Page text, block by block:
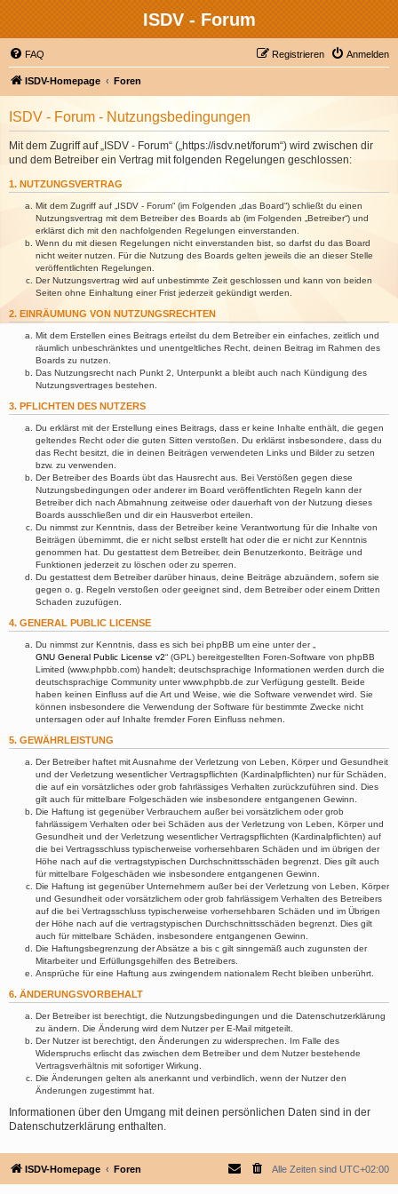
ISDV - Forum
FAQ Anmelden
Registrieren
ISDV-Homepage Foren
ISDV - Forum - Nutzungsbedingungen
Mit dem Zugriff auf „ISDV - Forum“ („https://isdv.net/forum“) wird zwischen dir
und dem Betreiber ein Vertrag mit folgenden Regelungen geschlossen:
1. NUTZUNGSVERTRAG
Mit dem Zugriff auf „ISDV - Forum“ (im Folgenden „das Board“) schließt du einen
Nutzungsvertrag mit dem Betreiber des Boards ab (im Folgenden „Betreiber“) und
erklärst dich mit den nachfolgenden Regelungen einverstanden.
Wenn du mit diesen Regelungen nicht einverstanden bist, so darfst du das Board
nicht weiter nutzen. Für die Nutzung des Boards gelten jeweils die an dieser Stelle
veröffentlichten Regelungen.
Der Nutzungsvertrag wird auf unbestimmte Zeit geschlossen und kann von beiden
Seiten ohne Einhaltung einer Frist jederzeit gekündigt werden.
2. EINRÄUMUNG VON NUTZUNGSRECHTEN
Mit dem Erstellen eines Beitrags erteilst du dem Betreiber ein einfaches, zeitlich und
räumlich unbeschränktes und unentgeltliches Recht, deinen Beitrag im Rahmen des
Boards zu nutzen.
Das Nutzungsrecht nach Punkt 2, Unterpunkt a bleibt auch nach Kündigung des
Nutzungsvertrages bestehen.
3. PFLICHTEN DES NUTZERS
Du erklärst mit der Erstellung eines Beitrags, dass er keine Inhalte enthält, die gegen
geltendes Recht oder die guten Sitten verstoßen. Du erklärst insbesondere, dass du
das Recht besitzt, die in deinen Beiträgen verwendeten Links und Bilder zu setzen
bzw. zu verwenden.
Der Betreiber des Boards übt das Hausrecht aus. Bei Verstößen gegen diese
Nutzungsbedingungen oder anderer im Board veröffentlichten Regeln kann der
Betreiber dich nach Abmahnung zeitweise oder dauerhaft von der Nutzung dieses
Boards ausschließen und dir ein Hausverbot erteilen.
Du nimmst zur Kenntnis, dass der Betreiber keine Verantwortung für die Inhalte von
Beiträgen übernimmt, die er nicht selbst erstellt hat oder die er nicht zur Kenntnis
genommen hat. Du gestattest dem Betreiber, dein Benutzerkonto, Beiträge und
Funktionen jederzeit zu löschen oder zu sperren.
Du gestattest dem Betreiber darüber hinaus, deine Beiträge abzuändern, sofern sie
gegen o. g. Regeln verstoßen oder geeignet sind, dem Betreiber oder einem Dritten
Schaden zuzufügen.
4. GENERAL PUBLIC LICENSE
Du nimmst zur Kenntnis, dass es sich bei phpBB um eine unter der „
GNU General Public License v2“ (GPL) bereitgestellten Foren-Software von phpBB
Limited (www.phpbb.com) handelt; deutschsprachige Informationen werden durch die
deutschsprachige Community unter www.phpbb.de zur Verfügung gestellt. Beide
haben keinen Einfluss auf die Art und Weise, wie die Software verwendet wird. Sie
können insbesondere die Verwendung der Software für bestimmte Zwecke nicht
untersagen oder auf Inhalte fremder Foren Einfluss nehmen.
5. GEWÄHRLEISTUNG
Der Betreiber haftet mit Ausnahme der Verletzung von Leben, Körper und Gesundheit
und der Verletzung wesentlicher Vertragspflichten (Kardinalpflichten) nur für Schäden,
die auf ein vorsätzliches oder grob fahrlässiges Verhalten zurückzuführen sind. Dies
gilt auch für mittelbare Folgeschäden wie insbesondere entgangenen Gewinn.
Die Haftung ist gegenüber Verbrauchern außer bei vorsätzlichem oder grob
fahrlässigem Verhalten oder bei Schäden aus der Verletzung von Leben, Körper und
Gesundheit und der Verletzung wesentlicher Vertragspflichten (Kardinalpflichten) auf
die bei Vertragsschluss typischerweise vorhersehbaren Schäden und im übrigen der
Höhe nach auf die vertragstypischen Durchschnittsschäden begrenzt. Dies gilt auch
für mittelbare Folgeschäden wie insbesondere entgangenen Gewinn.
Die Haftung ist gegenüber Unternehmern außer bei der Verletzung von Leben, Körper
und Gesundheit oder vorsätzlichem oder grob fahrlässigem Verhalten des Betreibers
auf die bei Vertragsschluss typischerweise vorhersehbaren Schäden und im Übrigen
der Höhe nach auf die vertragstypischen Durchschnittsschäden begrenzt. Dies gilt
auch für mittelbare Schäden, insbesondere entgangenen Gewinn.
Die Haftungsbegrenzung der Absätze a bis c gilt sinngemäß auch zugunsten der
Mitarbeiter und Erfüllungsgehilfen des Betreibers.
Ansprüche für eine Haftung aus zwingendem nationalem Recht bleiben unberührt.
6. ÄNDERUNGSVORBEHALT
Der Betreiber ist berechtigt, die Nutzungsbedingungen und die Datenschutzerklärung
zu ändern. Die Änderung wird dem Nutzer per E-Mail mitgeteilt.
Der Nutzer ist berechtigt, den Änderungen zu widersprechen. Im Falle des
Widerspruchs erlischt das zwischen dem Betreiber und dem Nutzer bestehende
Vertragsverhältnis mit sofortiger Wirkung.
Die Änderungen gelten als anerkannt und verbindlich, wenn der Nutzer den
Änderungen zugestimmt hat.
Informationen über den Umgang mit deinen persönlichen Daten sind in der
Datenschutzerklärung enthalten.
ISDV-Homepage Foren Alle Zeiten sind UTC+02:00